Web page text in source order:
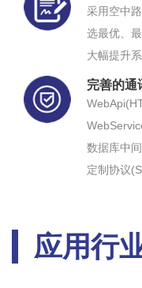
采用空中
选最优、
大幅提升
完善的通
数据库中
定制协议
应用行